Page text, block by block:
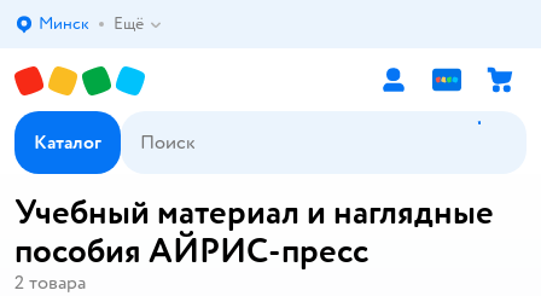
Выбор адреса доставки.
Минск Ещё
Каталог
Учебный материал и наглядные
пособия АЙРИС-пресс
2 товара